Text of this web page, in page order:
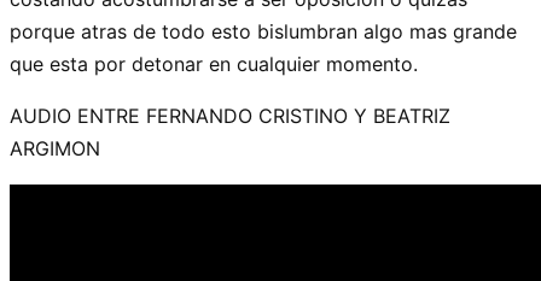
porque atras de todo esto bislumbran algo mas grande
que esta por detonar en cualquier momento.
AUDIO ENTRE FERNANDO CRISTINO Y BEATRIZ
ARGIMON